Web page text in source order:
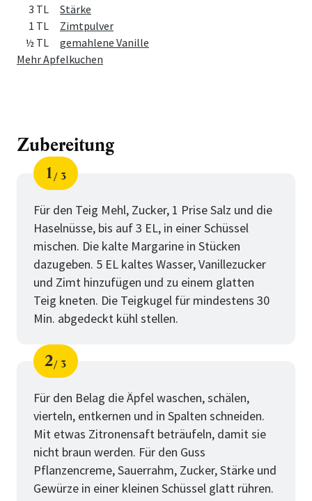
3 TL
Stärke
1 TL
Zimtpulver
½ TL
gemahlene Vanille
Mehr Apfelkuchen
Zubereitung
Schritt
1
von
3
Für den Teig Mehl, Zucker, 1 Prise Salz und die
Haselnüsse, bis auf 3 EL, in einer Schüssel
mischen. Die kalte Margarine in Stücken
dazugeben. 5 EL kaltes Wasser, Vanillezucker
und Zimt hinzufügen und zu einem glatten
Teig kneten. Die Teigkugel für mindestens 30
Min. abgedeckt kühl stellen.
Schritt
2
von
3
Für den Belag die Äpfel waschen, schälen,
vierteln, entkernen und in Spalten schneiden.
Mit etwas Zitronensaft beträufeln, damit sie
nicht braun werden. Für den Guss
Pflanzencreme, Sauerrahm, Zucker, Stärke und
Gewürze in einer kleinen Schüssel glatt rühren.